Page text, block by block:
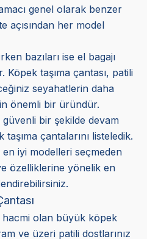
genel olarak benzer
açısından her model
bazıları ise el bagajı
Köpek taşıma çantası, patili
seyahatlerin daha
önemli bir üründür.
bir şekilde devam
çantalarını listeledik.
iyi modelleri seçmeden
özelliklerine yönelik en
hacmi olan büyük köpek
ve üzeri patili dostlarınız